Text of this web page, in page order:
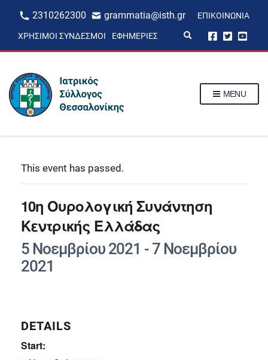
2310262300 grammatia@isth.gr ΕΠΙΚΟΙΝΩΝΊΑ
ΧΡΉΣΙΜΟΙ ΣΎΝΔΕΣΜΟΙ ΕΦΗΜΕΡΊΕΣ
p
MENU
This event has passed.
10η Ουρολογική Συνάντηση
Κεντρικής Ελλάδας
5 Νοεμβρίου 2021 - 7 Νοεμβρίου
2021
DETAILS
Start: